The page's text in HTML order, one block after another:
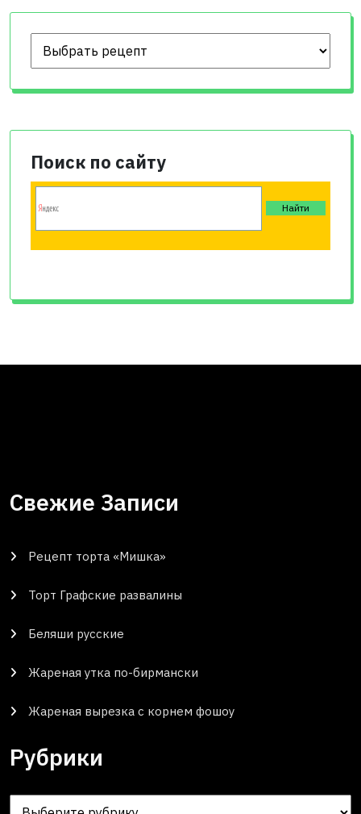
Поиск по сайту
Свежие Записи
Рецепт торта «Мишка»
Торт Графские развалины
Беляши русские
Жареная утка по-бирмански
Жареная вырезка с корнем фошоу
Рубрики